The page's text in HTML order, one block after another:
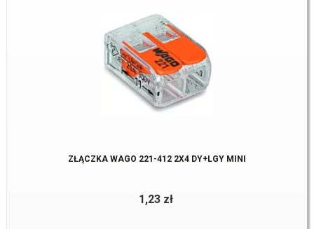
ZŁĄCZKA WAGO 221-412 2X4 DY+LGY MINI
1,23 zł